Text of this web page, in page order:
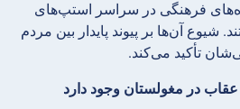
فرهنگی در سراسر استپ‌های
آن‌ها بر پیوند پایدار بین مردم
تأکید می‌کند.